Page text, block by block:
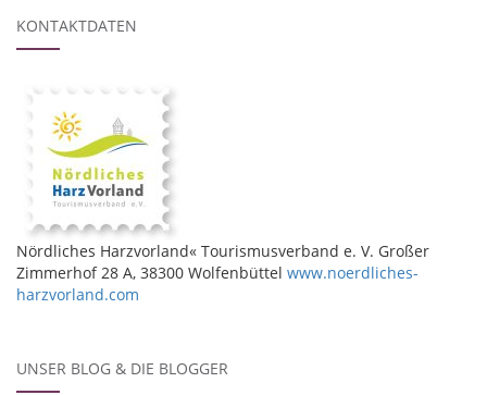
KONTAKTDATEN
Nördliches Harzvorland« Tourismusverband e. V. Großer
Zimmerhof 28 A, 38300 Wolfenbüttel www.noerdliches-
harzvorland.com
UNSER BLOG & DIE BLOGGER